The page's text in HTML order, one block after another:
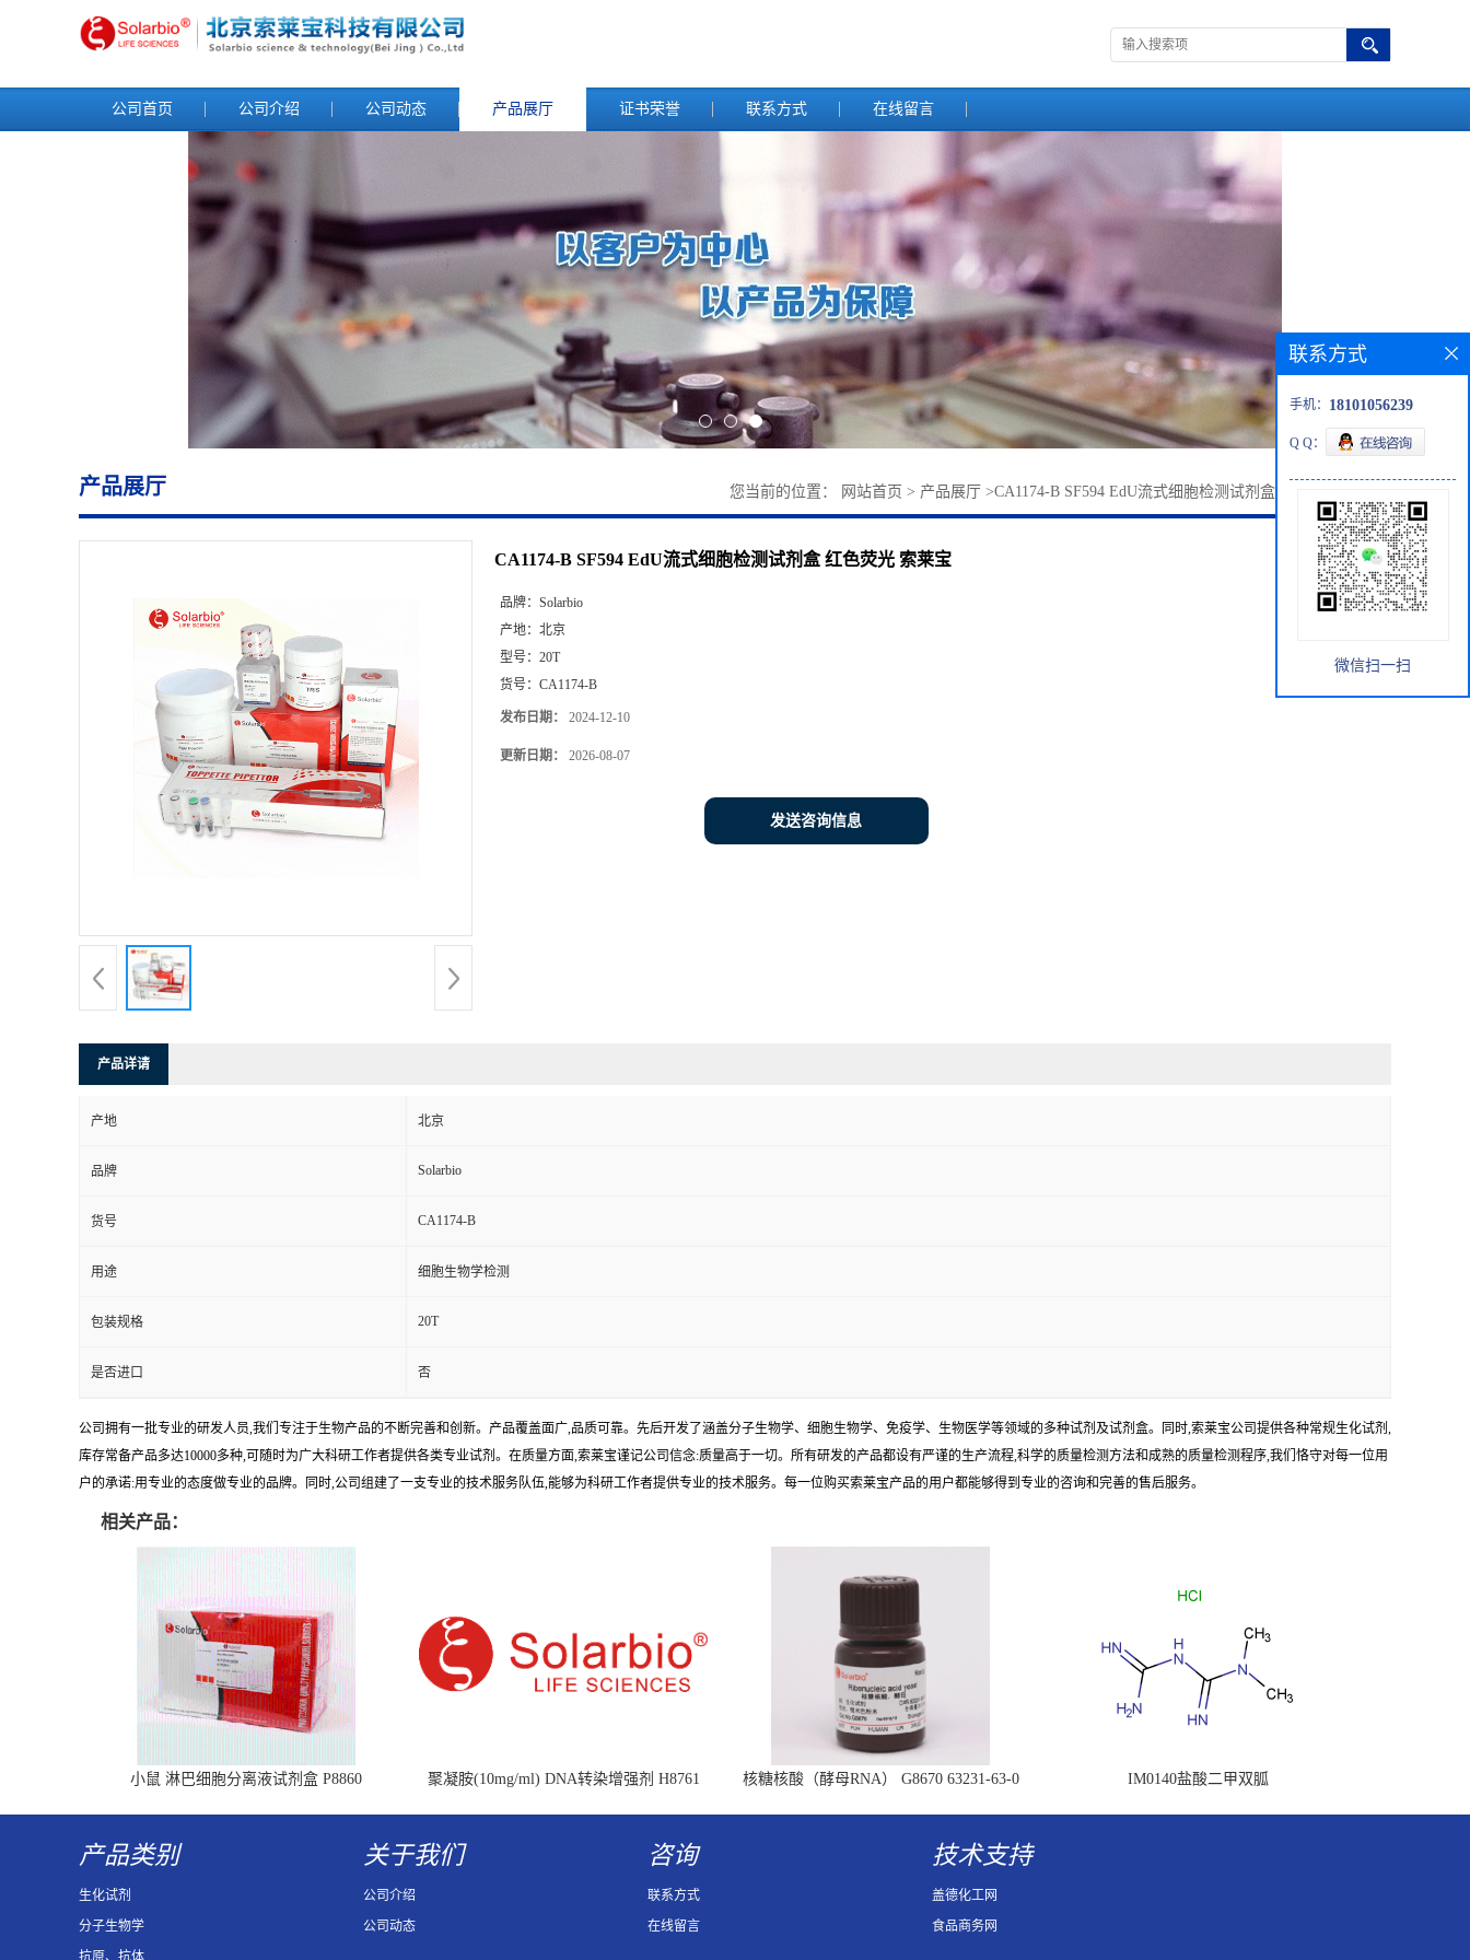
公司首页 公司介绍 公司动态 产品展厅 证书荣誉 联系方式 在线留言
产品展厅 您当前的位置： 网站首页 > 产品展厅 >CA1174-B SF594 EdU流式细胞检测试剂盒 红色荧光 索莱宝
CA1174-B SF594 EdU流式细胞检测试剂盒 红色荧光 索莱宝
品牌： Solarbio
产地： 北京
型号： 20T
货号： CA1174-B
发布日期： 2024-12-10
更新日期： 2026-08-07
发送咨询信息
产品详请
产地 北京
品牌 Solarbio
货号 CA1174-B
用途 细胞生物学检测
包装规格 20T
是否进口 否
公司拥有一批专业的研发人员,我们专注于生物产品的不断完善和创新。产品覆盖面广,品质可靠。先后开发了涵盖分子生物学、细胞生物学、免疫学、生物医学等领域的多种试剂及试剂盒。同时,索莱宝公司提供各种常规生化试剂,
库存常备产品多达10000多种,可随时为广大科研工作者提供各类专业试剂。在质量方面,索莱宝谨记公司信念:质量高于一切。所有研发的产品都设有严谨的生产流程,科学的质量检测方法和成熟的质量检测程序,我们恪守对每一位用
户的承诺:用专业的态度做专业的品牌。同时,公司组建了一支专业的技术服务队伍,能够为科研工作者提供专业的技术服务。每一位购买索莱宝产品的用户都能够得到专业的咨询和完善的售后服务。
相关产品：
小鼠 淋巴细胞分离液试剂盒 P8860 聚凝胺(10mg/ml) DNA转染增强剂 H8761
核糖核酸（酵母RNA） G8670 63231-63-0
IM0140盐酸二甲双胍
联系方式
手机： 18101056239
Q Q：
微信扫一扫
产品类别
生化试剂
分子生物学
抗原、抗体
关于我们
公司介绍
公司动态
咨询
联系方式
在线留言
技术支持
盖德化工网
食品商务网